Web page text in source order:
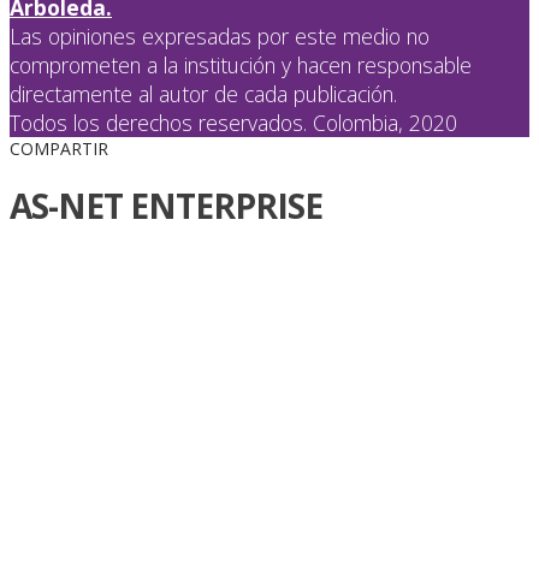
Arboleda.
Las opiniones expresadas por este medio no
comprometen a la institución y hacen responsable
directamente al autor de cada publicación.
Todos los derechos reservados. Colombia, 2020
COMPARTIR
AS-NET ENTERPRISE